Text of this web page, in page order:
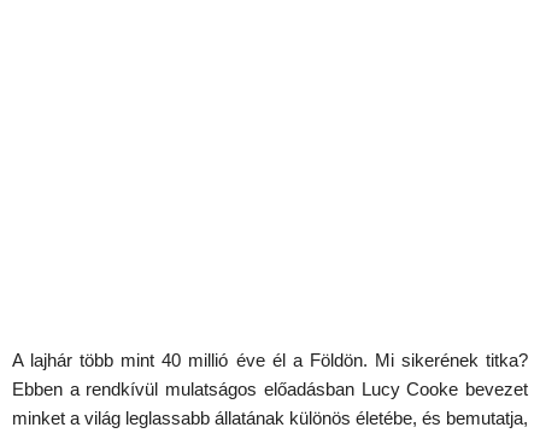
A lajhár több mint 40 millió éve él a Földön. Mi sikerének titka?
Ebben a rendkívül mulatságos előadásban Lucy Cooke bevezet
minket a világ leglassabb állatának különös életébe, és bemutatja,